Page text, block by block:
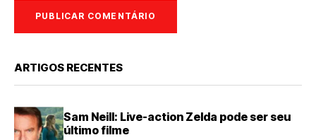
ARTIGOS RECENTES
Sam Neill: Live-action Zelda pode ser seu
último filme